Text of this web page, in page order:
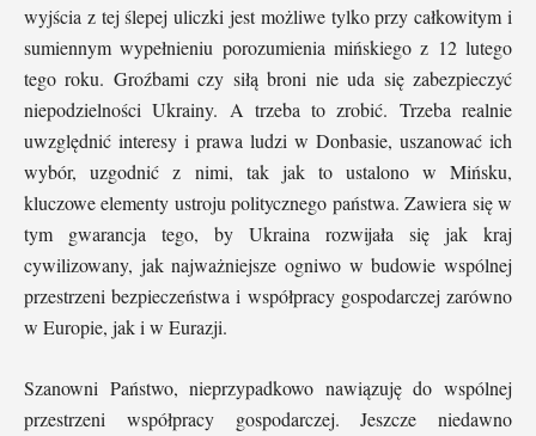
wyjścia z tej ślepej uliczki jest możliwe tylko przy całkowitym i
sumiennym wypełnieniu porozumienia mińskiego z 12 lutego
tego roku. Groźbami czy siłą broni nie uda się zabezpieczyć
niepodzielności Ukrainy. A trzeba to zrobić. Trzeba realnie
uwzględnić interesy i prawa ludzi w Donbasie, uszanować ich
wybór, uzgodnić z nimi, tak jak to ustalono w Mińsku,
kluczowe elementy ustroju politycznego państwa. Zawiera się w
tym gwarancja tego, by Ukraina rozwijała się jak kraj
cywilizowany, jak najważniejsze ogniwo w budowie wspólnej
przestrzeni bezpieczeństwa i współpracy gospodarczej zarówno
w Europie, jak i w Eurazji.
Szanowni Państwo, nieprzypadkowo nawiązuję do wspólnej
przestrzeni współpracy gospodarczej. Jeszcze niedawno